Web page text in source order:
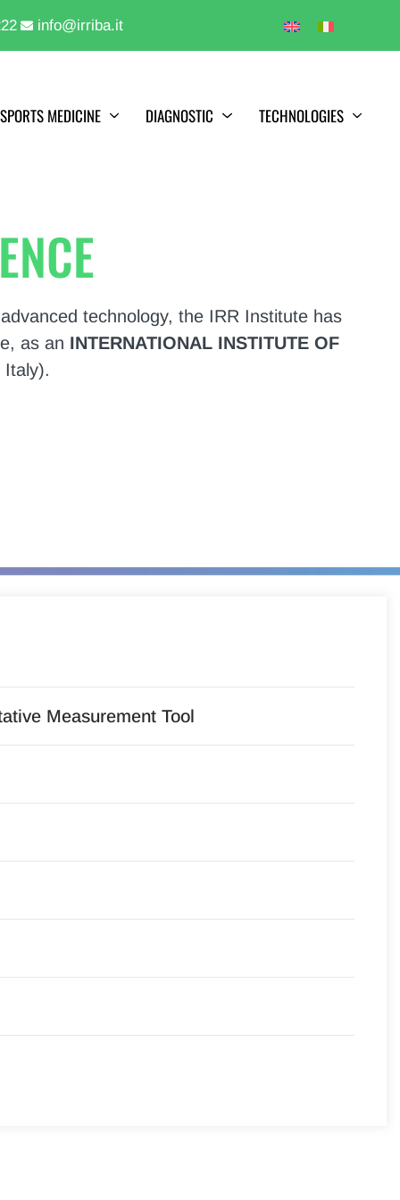
info@irriba.it
SPORTS MEDICINE DIAGNOSTIC TECHNOLOGIES
technology, the IRR Institute has
as an INTERNATIONAL INSTITUTE OF
Measurement Tool